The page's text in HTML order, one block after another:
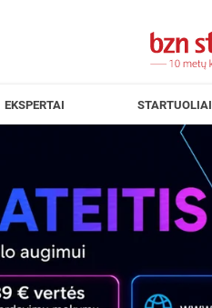
EKSPERTAI STARTUOLIAI